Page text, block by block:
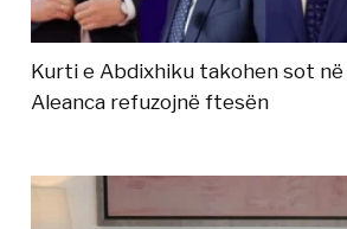
Kurti e Abdixhiku takohen sot në
Aleanca refuzojnë ftesën